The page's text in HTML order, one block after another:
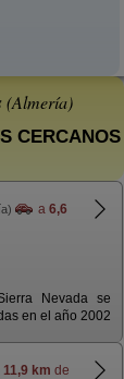
(Almería)
CERCANOS
a 6,6
Nevada se
en el año 2002
11,9 km de